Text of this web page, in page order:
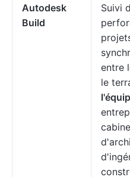
Autodesk
Build
Suivi
entre
le